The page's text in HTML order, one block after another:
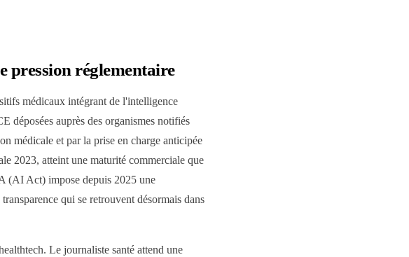
pression réglementaire
médicaux intégrant de l'intelligence
déposées auprès des organismes notifiés
médicale et par la prise en charge anticipée
2023, atteint une maturité commerciale que
(AI Act) impose depuis 2025 une
qui se retrouvent désormais dans
Le journaliste santé attend une